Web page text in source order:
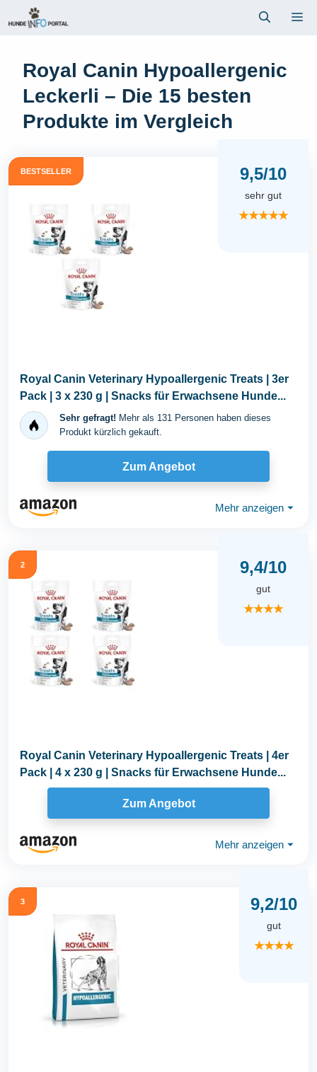
Inhalt
Royal Canin Hypoallergenic
Leckerli – Die 15 besten
Produkte im Vergleich
BESTSELLER 9,5/10
sehr gut
★★★★★
Royal Canin Veterinary Hypoallergenic Treats | 3er
Pack | 3 x 230 g | Snacks für Erwachsene Hunde...
Sehr gefragt! Mehr als 131 Personen haben dieses
Produkt kürzlich gekauft.
Zum Angebot
Mehr anzeigen ⏷
2 9,4/10
gut
★★★★
Royal Canin Veterinary Hypoallergenic Treats | 4er
Pack | 4 x 230 g | Snacks für Erwachsene Hunde...
Zum Angebot
Mehr anzeigen ⏷
3 9,2/10
gut
★★★★